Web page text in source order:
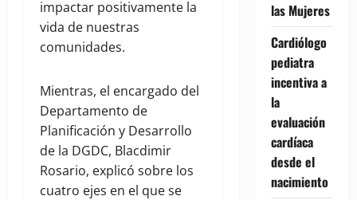
impactar positivamente la
vida de nuestras
comunidades.
Mientras, el encargado del
Departamento de
Planificación y Desarrollo
de la DGDC, Blacdimir
Rosario, explicó sobre los
cuatro ejes en el que se
las Mujeres
Cardiólogo
pediatra
incentiva a
la
evaluación
cardíaca
desde el
nacimiento